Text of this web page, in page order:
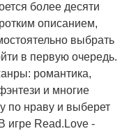
более десяти
описанием,
выбрать
в первую очередь.
романтика,
и многие
по нраву и выберет
игре Read.Love -